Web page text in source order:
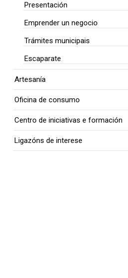
Presentación
Emprender un negocio
Trámites municipais
Escaparate
Artesanía
Oficina de consumo
Centro de iniciativas e formación
Ligazóns de interese